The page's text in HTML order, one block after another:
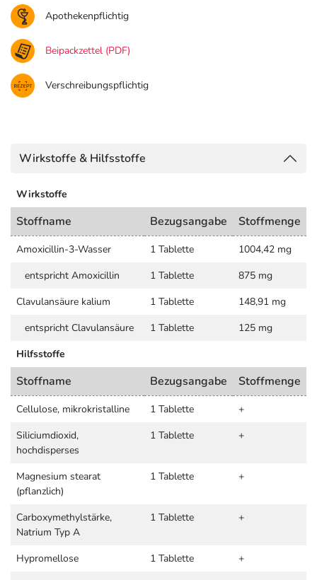
Apothekenpflichtig
Beipackzettel (PDF)
Verschreibungspflichtig
Wirkstoffe & Hilfsstoffe
Wirkstoffe
Stoffname Bezugsangabe Stoffmenge
Amoxicillin-3-Wasser 1 Tablette
1004,42 mg
entspricht Amoxicillin
1 Tablette
875 mg
Clavulansäure kalium
1 Tablette
148,91 mg
entspricht Clavulansäure
1 Tablette
125 mg
Hilfsstoffe
Stoffname Bezugsangabe Stoffmenge
Cellulose, mikrokristalline 1 Tablette
+
Siliciumdioxid,
hochdisperses
1 Tablette +
Magnesium stearat
(pflanzlich)
1 Tablette +
Carboxymethylstärke,
Natrium Typ A
1 Tablette +
Hypromellose 1 Tablette
+